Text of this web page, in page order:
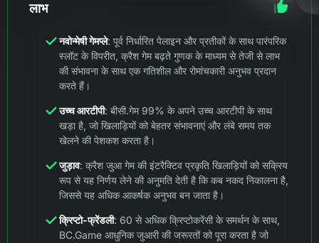
लाभ
नवोन्मेषी गेमप्ले: पूर्व निर्धारित पेलाइन और प्रतीकों के साथ पारंपरिक
स्लॉट के विपरीत, क्रैश गेम बढ़ते गुणक के माध्यम से तेजी से लाभ
की संभावना के साथ एक गतिशील और रोमांचकारी अनुभव प्रदान
करते हैं।
उच्च आरटीपी: बीसी.गेम 99% के अपने उच्च आरटीपी के साथ
खड़ा है, जो खिलाड़ियों को बेहतर संभावनाएं और लंबे समय तक
खेलने की पेशकश करता है।
जुड़ाव: क्रैश जुआ गेम की इंटरैक्टिव प्रकृति खिलाड़ियों को सक्रिय
रूप से यह निर्णय लेने की अनुमति देती है कि कब नकद निकालना है,
जिससे यह अधिक आकर्षक अनुभव बन जाता है।
क्रिप्टो-फ्रेंडली: 60 से अधिक क्रिप्टोकरेंसी के समर्थन के साथ,
BC.Game आधुनिक जुआरी की जरूरतों को पूरा करता है जो